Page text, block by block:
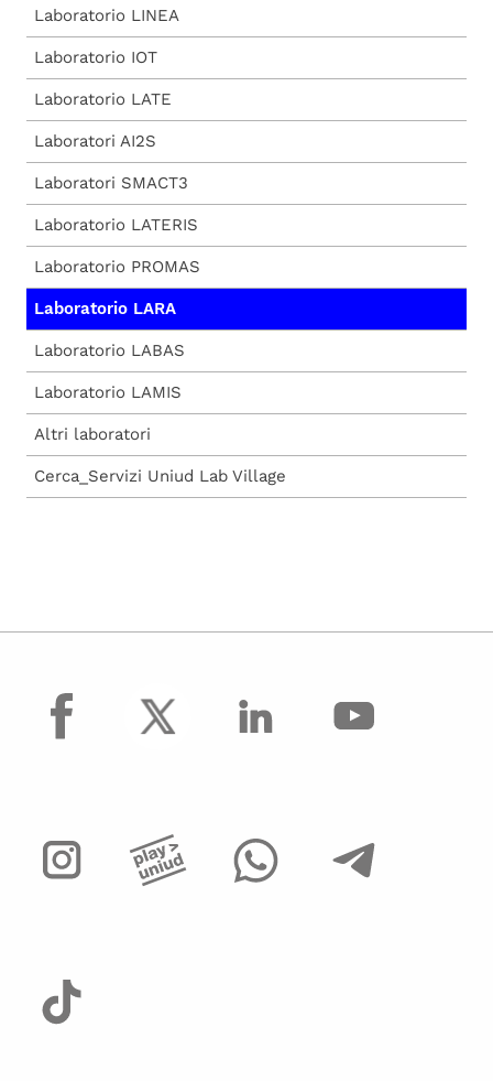
Laboratorio LINEA
Laboratorio IOT
Laboratorio LATE
Laboratori AI2S
Laboratori SMACT3
Laboratorio LATERIS
Laboratorio PROMAS
Laboratorio LARA
Laboratorio LABAS
Laboratorio LAMIS
Altri laboratori
Cerca_Servizi Uniud Lab Village
facebook